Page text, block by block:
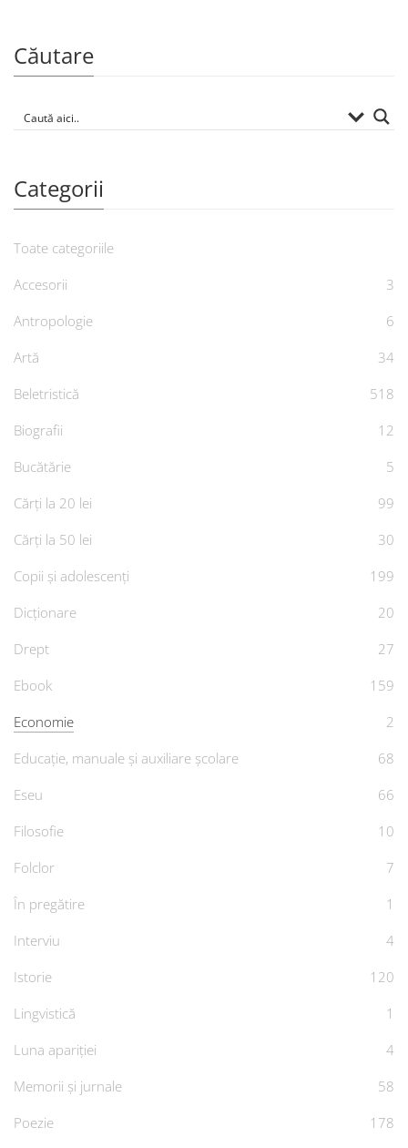
Căutare
Categorii
Toate categoriile
Accesorii
3
Antropologie
6
Artă
34
Beletristică
518
Biografii
12
Bucătărie
5
Cărți la 20 lei
99
Cărți la 50 lei
30
Copii și adolescenți
199
Dicționare
20
Drept
27
Ebook
159
Economie
2
Educație, manuale și auxiliare școlare
68
Eseu
66
Filosofie
10
Folclor
7
În pregătire
1
Interviu
4
Istorie
120
Lingvistică
1
Luna apariției
4
Memorii și jurnale
58
Poezie
178